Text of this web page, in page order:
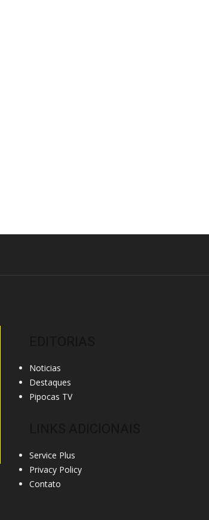
Noticias
Destaques
Pipocas TV
Service Plus
Privacy Policy
Contato